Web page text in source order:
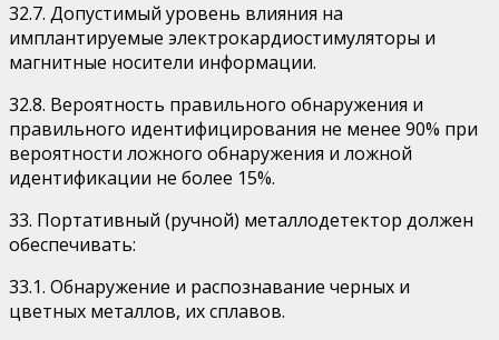
32.7. Допустимый уровень влияния на
имплантируемые электрокардиостимуляторы и
магнитные носители информации.
32.8. Вероятность правильного обнаружения и
правильного идентифицирования не менее 90% при
вероятности ложного обнаружения и ложной
идентификации не более 15%.
33. Портативный (ручной) металлодетектор должен
обеспечивать:
33.1. Обнаружение и распознавание черных и
цветных металлов, их сплавов.